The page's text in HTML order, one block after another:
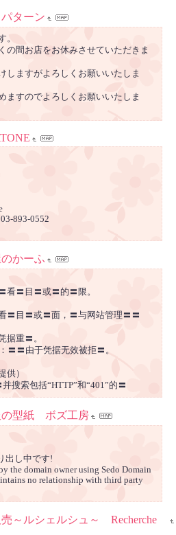
ターン
。
の間お店をお休みさせていただきま
しますがよろしくお願いいたしま
ますのでよろしくお願いいたしま
893-0552
かーふ
看〓目〓或〓的〓限。
〓目〓或〓面，〓与网站管理〓〓
据重〓。
〓〓由于凭据无效被拒〓。
供）
搜索包括“HTTP”和“401”的〓
の型紙 ボズ工房
出し中です!
the domain owner using Sedo Domain
no relationship with third party
～ルシェルシュ～ Recherche